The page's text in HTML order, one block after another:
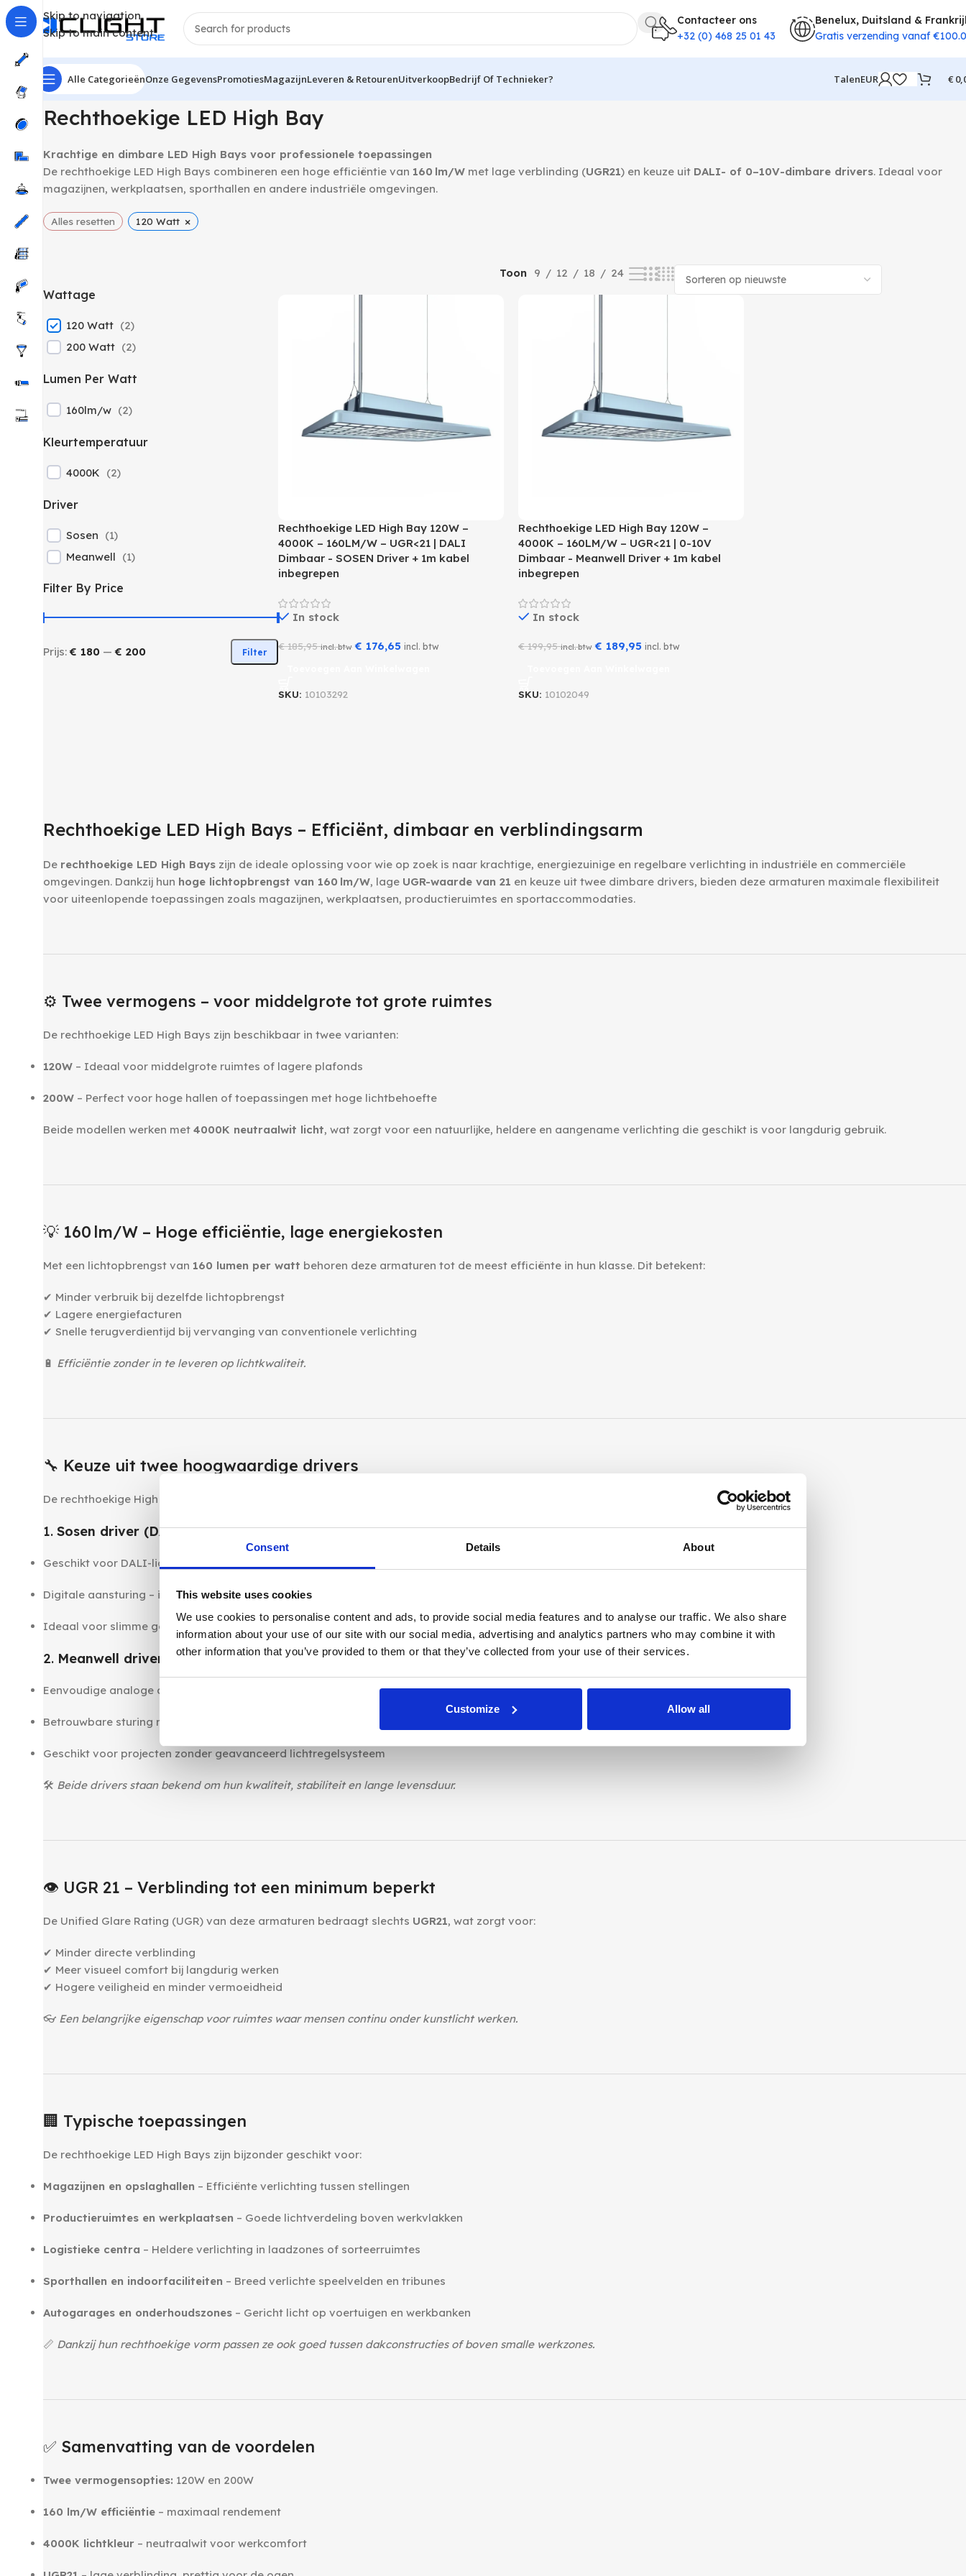
Consent Details About
This website uses cookies
We use cookies to personalise content and ads, to provide social media features and to analyse our traffic. We also share
information about your use of our site with our social media, advertising and analytics partners who may combine it with
other information that you’ve provided to them or that they’ve collected from your use of their services.
Customize Allow all
Skip to navigation
Skip to main content
Contacteer ons
+32 (0) 468 25 01 43
Benelux, Duitsland &
Gratis verzending vanaf
Alle CategorieënOnze GegevensPromotiesMagazijnLeveren & RetourenUitverkoopBedrijf Of Technieker? TalenEUR €
Home LED High Bays
Rechthoekige LED High Bay
Krachtige en dimbare LED High Bays voor professionele toepassingen
De rechthoekige LED High Bays combineren een hoge efficiëntie van 160 lm/W met lage verblinding (UGR21) en keuze uit DALI- of 0–10V-dimbare drivers. Ideaal voor
magazijnen, werkplaatsen, sporthallen en andere industriële omgevingen.
Alles resetten 120 Watt ×
Wattage
120 Watt (2)
200 Watt (2)
Lumen Per Watt
160lm/w (2)
Kleurtemperatuur
4000K (2)
Driver
Sosen (1)
Meanwell (1)
Filter By Price
Filter
Prijs:€ 180 —€ 200
9 12 18 24
Rechthoekige LED High Bay 120W –
4000K – 160LM/W – UGR<21 | DALI
Dimbaar - SOSEN Driver + 1m kabel
inbegrepen
In stock
€185,95 incl. btw € 176,65 incl. btw
SKU: 10103292
Rechthoekige LED High Bay 120W –
4000K – 160LM/W – UGR<21 | 0-10V
Dimbaar - Meanwell Driver + 1m kabel
inbegrepen
In stock
€199,95 incl. btw € 189,95 incl. btw
SKU: 10102049
Rechthoekige LED High Bays – Efficiënt, dimbaar en verblindingsarm
De rechthoekige LED High Bays zijn de ideale oplossing voor wie op zoek is naar krachtige, energiezuinige en regelbare verlichting in industriële en commerciële
omgevingen. Dankzij hun hoge lichtopbrengst van 160 lm/W, lage UGR-waarde van 21 en keuze uit twee dimbare drivers, bieden deze armaturen maximale flexibiliteit
voor uiteenlopende toepassingen zoals magazijnen, werkplaatsen, productieruimtes en sportaccommodaties.
⚙️ Twee vermogens – voor middelgrote tot grote ruimtes
De rechthoekige LED High Bays zijn beschikbaar in twee varianten:
120W – Ideaal voor middelgrote ruimtes of lagere plafonds
200W – Perfect voor hoge hallen of toepassingen met hoge lichtbehoefte
Beide modellen werken met 4000K neutraalwit licht, wat zorgt voor een natuurlijke, heldere en aangename verlichting die geschikt is voor langdurig gebruik.
💡 160 lm/W – Hoge efficiëntie, lage energiekosten
Met een lichtopbrengst van 160 lumen per watt behoren deze armaturen tot de meest efficiënte in hun klasse. Dit betekent:
✔ Minder verbruik bij dezelfde lichtopbrengst
✔ Lagere energiefacturen
✔ Snelle terugverdientijd bij vervanging van conventionele verlichting
🔋 Efficiëntie zonder in te leveren op lichtkwaliteit.
🔧 Keuze uit twee hoogwaardige drivers
De rechthoekige High Bays zijn verkrijgbaar met twee professionele dimbare driveropties:
1. Sosen driver (DALI-dimbaar)
Geschikt voor DALI-lichtmanagementsystemen
Digitale aansturing – individuele of groepsregeling mogelijk
Ideaal voor slimme gebouwen of geautomatiseerde omgevingen
2. Meanwell driver (0–10V dimbaar)
Eenvoudige analoge dimoptie
Betrouwbare sturing met externe 0–10V dimmer
Geschikt voor projecten zonder geavanceerd lichtregelsysteem
🛠 Beide drivers staan bekend om hun kwaliteit, stabiliteit en lange levensduur.
👁️ UGR 21 – Verblinding tot een minimum beperkt
De Unified Glare Rating (UGR) van deze armaturen bedraagt slechts UGR21, wat zorgt voor:
✔ Minder directe verblinding
✔ Meer visueel comfort bij langdurig werken
✔ Hogere veiligheid en minder vermoeidheid
👓 Een belangrijke eigenschap voor ruimtes waar mensen continu onder kunstlicht werken.
🏢 Typische toepassingen
De rechthoekige LED High Bays zijn bijzonder geschikt voor:
Magazijnen en opslaghallen – Efficiënte verlichting tussen stellingen
Productieruimtes en werkplaatsen – Goede lichtverdeling boven werkvlakken
Logistieke centra – Heldere verlichting in laadzones of sorteerruimtes
Sporthallen en indoorfaciliteiten – Breed verlichte speelvelden en tribunes
Autogarages en onderhoudszones – Gericht licht op voertuigen en werkbanken
📏 Dankzij hun rechthoekige vorm passen ze ook goed tussen dakconstructies of boven smalle werkzones.
✅ Samenvatting van de voordelen
Twee vermogensopties: 120W en 200W
160 lm/W efficiëntie – maximaal rendement
4000K lichtkleur – neutraalwit voor werkcomfort